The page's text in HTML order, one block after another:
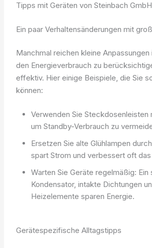
Tipps mit Geräten von Steinbach GmbH
Ein paar Verhaltensänderungen mit
Manchmal reichen kleine Anpassungen
den Energieverbrauch zu
effektiv. Hier einige Beispiele, die Sie
können:
Verwenden Sie Steckdosenleisten
um Standby-Verbrauch zu
Ersetzen Sie alte Glühlampen
spart Strom und verbessert oft
Warten Sie Geräte regelmäßig: Ein
Kondensator, intakte Dichtungen
Heizelemente sparen Energie.
Gerätespezifische Alltagstipps